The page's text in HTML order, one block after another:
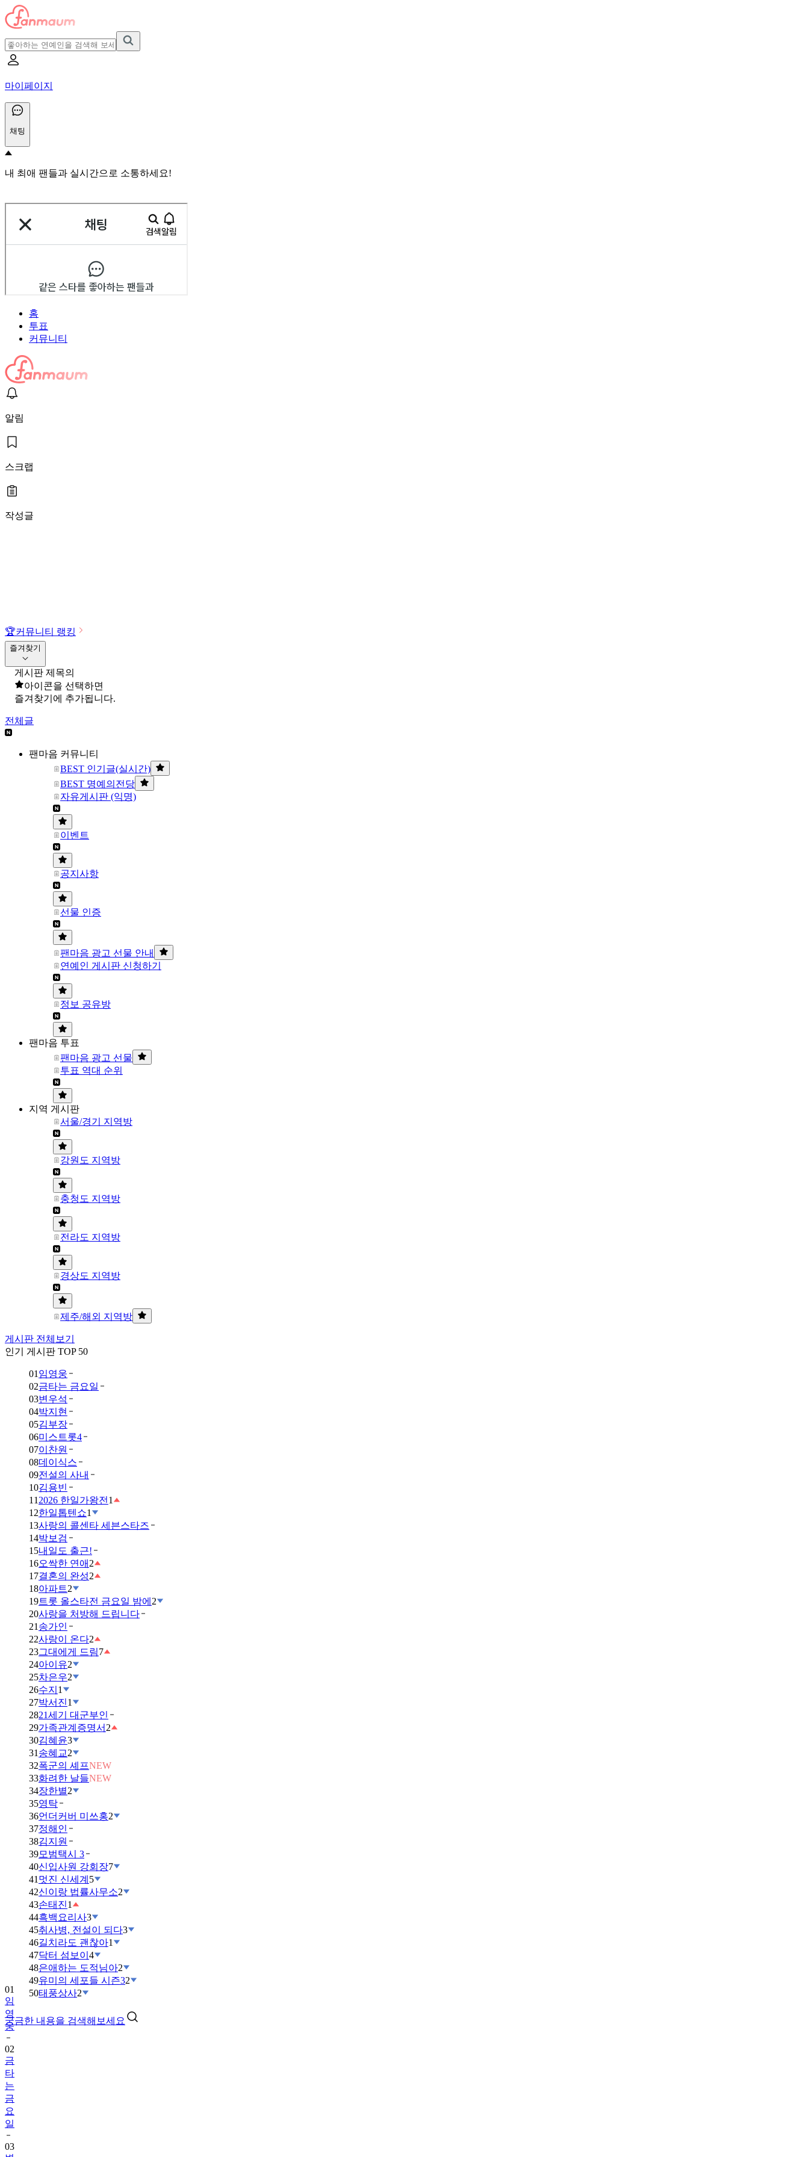
마이페이지
채팅
내 최애 팬들과 실시간으로 소통하세요!
홈
투표
커뮤니티
알림
스크랩
작성글
🏆커뮤니티 랭킹
즐겨찾기
게시판 제목의
아이콘을 선택하면
즐겨찾기에 추가됩니다.
전체글
팬마음 커뮤니티
BEST 인기글(실시간)
BEST 명예의전당
자유게시판 (익명)
이벤트
공지사항
선물 인증
팬마음 광고 선물 안내
연예인 게시판 신청하기
정보 공유방
팬마음 투표
팬마음 광고 선물
투표 역대 순위
지역 게시판
서울/경기 지역방
강원도 지역방
충청도 지역방
전라도 지역방
경상도 지역방
제주/해외 지역방
게시판 전체보기
인기 게시판 TOP 50
01 임영웅
02금타는 금요일
03변우석
04박지현
05김부장
06미스트롯4
07이찬원
08데이식스
09전설의 사내
10김용빈
11 2026 한일가왕전 1
12한일톱텐쇼1
13사랑의 콜센타 세븐스타즈
14박보검
15내일도 출근!
16오싹한 연애 2
17결혼의 완성2
18아파트2
19트롯 올스타전 금요일 밤에 2
20사랑을 처방해 드립니다
21 송가인
22사랑이 온다2
23그대에게 드림7
24아이유2
25차은우2
26수지 1
27박서진1
2821세기 대군부인
29가족관계증명서 2
30김혜윤3
31 송혜교2
32폭군의 셰프NEW
33화려한 날들NEW
34장한별2
35영탁
36언더커버 미쓰홍2
37정해인
38김지원
39모범택시 3
40신입사원 강회장7
41 멋진 신세계 5
42신이랑 법률사무소2
43손태진1
44흑백요리사3
45취사병, 전설이 되다3
46길치라도 괜찮아1
47닥터 섬보이 4
48은애하는 도적님아2
49유미의 세포들 시즌32
50태풍상사2
궁금한 내용을 검색해보세요
01
임
영
웅
02
금
타
는
금
요
일
03